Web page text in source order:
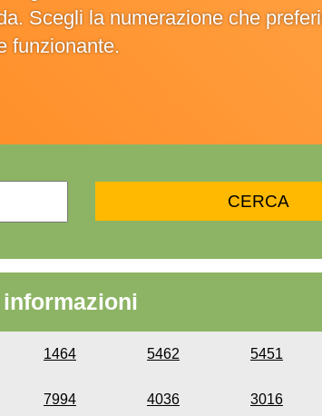
Scegli la numerazione che
funzionante.
1464 5462 5451
7994 4036 3016